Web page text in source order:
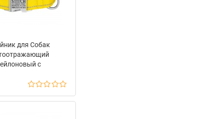
для Собак
с
Пряжкой
Active Желтый